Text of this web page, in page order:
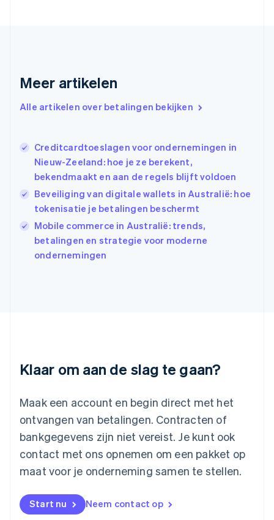
Meer artikelen
Alle artikelen over betalingen bekijken
Creditcardtoeslagen voor ondernemingen in
Nieuw-Zeeland: hoe je ze berekent,
bekendmaakt en aan de regels blijft voldoen
Beveiliging van digitale wallets in Australië: hoe
tokenisatie je betalingen beschermt
Mobile commerce in Australië: trends,
betalingen en strategie voor moderne
ondernemingen
Klaar om aan de slag te gaan?
Maak een account en begin direct met het
ontvangen van betalingen. Contracten of
bankgegevens zijn niet vereist. Je kunt ook
contact met ons opnemen om een pakket op
maat voor je onderneming samen te stellen.
Start nu Neem contact op
Griekenland
Hongarije
English简体中文
Ierland
English
English
Italië
Italiano
日本語English
Kroatië
FrançaisDeutschEnglish
English
Malta
English
Mexico
Nederland
NederlandsEnglish
English
Noorwegen